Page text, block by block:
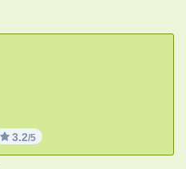
3.2/5